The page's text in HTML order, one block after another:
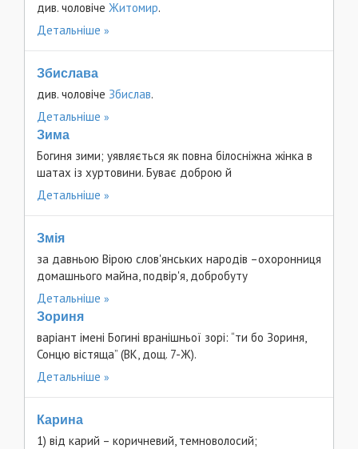
див. чоловіче Житомир.
Детальніше
Збислава
див. чоловіче Збислав.
Детальніше
Зима
Богиня зими; уявляється як повна білосніжна жінка в
шатах із хуртовини. Буває доброю й
Детальніше
Змія
за давньою Вірою слов'янських народів –охоронниця
домашнього майна, подвір'я, добробуту
Детальніше
Зориня
варіант імені Богині вранішньої зорі: “ти бо Зориня,
Сонцю вістяща” (ВК, дощ. 7-Ж).
Детальніше
Карина
1) від карий – коричневий, темноволосий;